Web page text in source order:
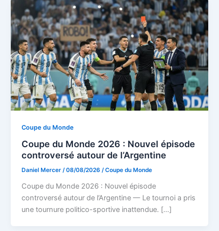
Coupe du Monde
Coupe du Monde 2026 : Nouvel épisode
controversé autour de l’Argentine
Daniel Mercer/08/08/2026/Coupe du Monde
Coupe du Monde 2026 : Nouvel épisode
controversé autour de l’Argentine — Le tournoi a pris
une tournure politico-sportive inattendue. […]